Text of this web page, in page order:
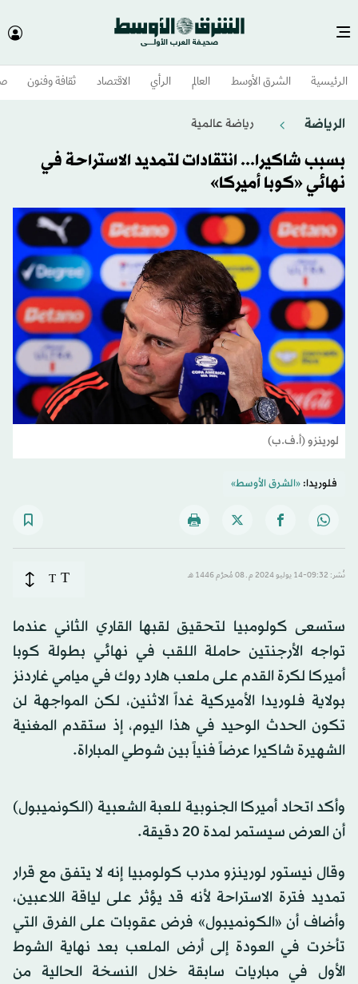
الرئيسية الشرق الأوسط​ العالم الرأي الاقتصاد ثقافة وفنون
الرياضة رياضة عالمية
بسبب شاكيرا... انتقادات لتمديد الاستراحة في
نهائي «كوبا أميركا»
لورينزو (أ.ف.ب)
فلوريدا:«الشرق الأوسط»
نُشر: 09:32-14 يوليو 2024 م ـ 08 مُحرَّم 1446 هـ T
T
ستسعى كولومبيا لتحقيق لقبها القاري الثاني عندما
تواجه الأرجنتين حاملة اللقب في نهائي بطولة كوبا
أميركا لكرة القدم على ملعب هارد روك في ميامي غاردنز
بولاية فلوريدا الأميركية غداً الاثنين، لكن المواجهة لن
تكون الحدث الوحيد في هذا اليوم، إذ ستقدم المغنية
الشهيرة شاكيرا عرضاً فنياً بين شوطي المباراة.
وأكد اتحاد أميركا الجنوبية للعبة الشعبية (الكونميبول)
أن العرض سيستمر لمدة 20 دقيقة.
وقال نيستور لورينزو مدرب كولومبيا إنه لا يتفق مع قرار
تمديد فترة الاستراحة لأنه قد يؤثر على لياقة اللاعبين،
وأضاف أن «الكونميبول» فرض عقوبات على الفرق التي
تأخرت في العودة إلى أرض الملعب بعد نهاية الشوط
الأول في مباريات سابقة خلال النسخة الحالية من